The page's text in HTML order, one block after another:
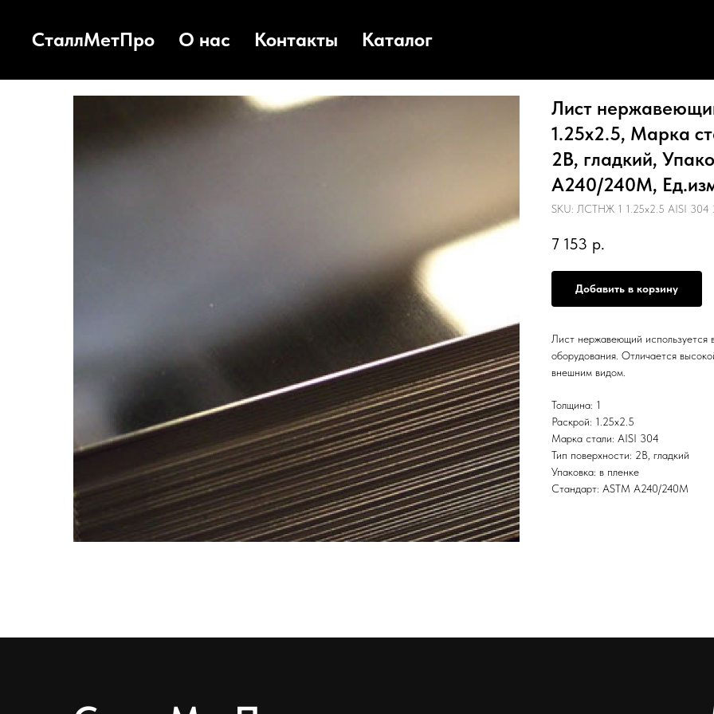
СталлМетПро О нас Контакты Каталог
Лист
1.25х2.5, Марка
2B, гладкий,
А240/240М,
SKU: ЛСТНЖ 1 1.25х2.5 AISI 304
7 153 р.
Добавить в корзину
Лист нержавеющий используется
оборудования. Отличается
внешним видом.
Толщина: 1
Раскрой: 1.25х2.5
Марка стали: AISI 304
Тип поверхности: 2B, гладкий
Упаковка: в пленке
Стандарт: ASTM А240/240М